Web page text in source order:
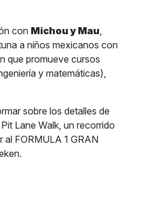
con Michou y Mau,
a niños mexicanos con
que promueve cursos
y matemáticas),
sobre los detalles de
Lane Walk, un recorrido
al FORMULA 1 GRAN